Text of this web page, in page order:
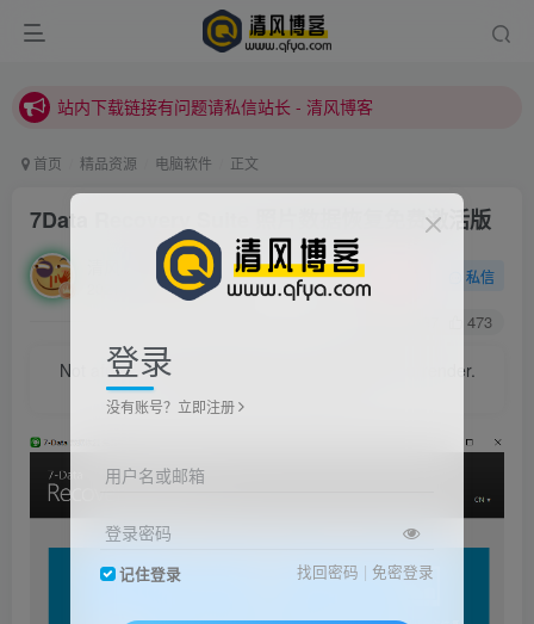
站内下载链接有问题请私信站长 - 清风博客
站内下载链接有问题请私信站长 - 清风博客
首页 精品资源 电脑软件 正文
7Data Recovery Suite 照片数据恢复免费激活版
2021/6/26/ 14:34更新
私信
473
Not afraid of people blocking, I'm afraid their surrender.
登录
没有账号？立即注册
用户名或邮箱
登录密码
记住登录 找回密码 | 免密登录